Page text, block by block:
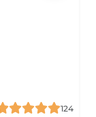
124